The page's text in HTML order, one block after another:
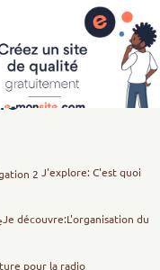
l'Information
J'explore: C'est quoi
Je découvre:L'organisation du
pour la radio